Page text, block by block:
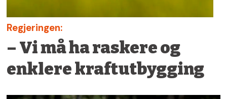
Regjeringen:
– Vi må ha raskere og
enklere kraftutbygging